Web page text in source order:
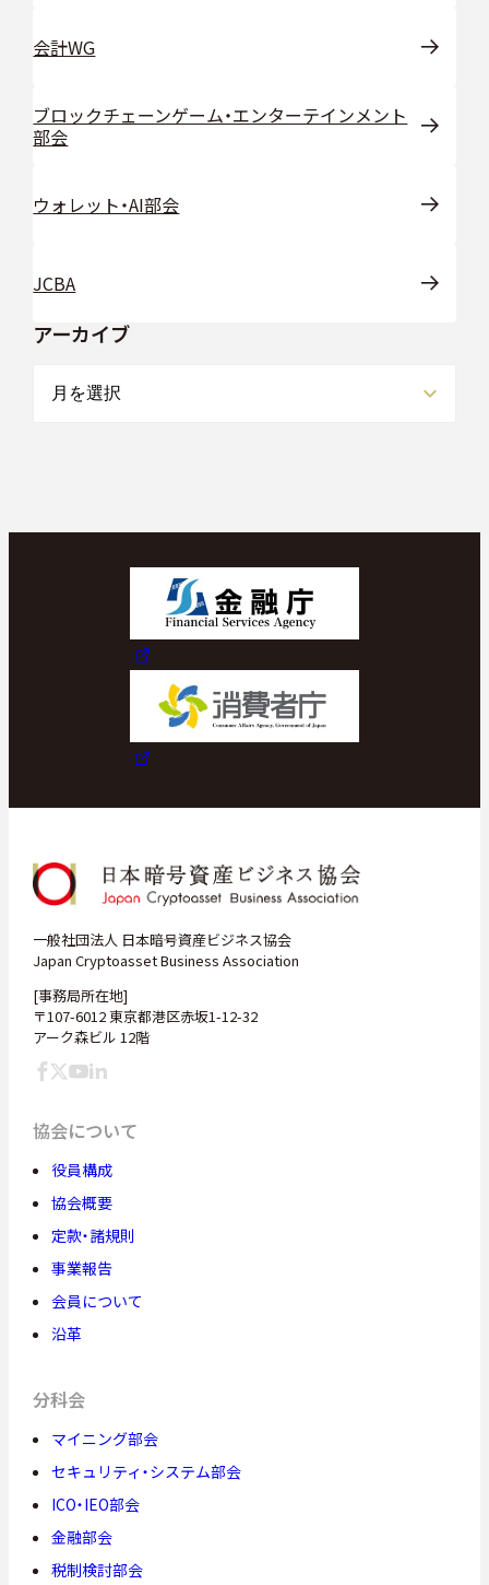
会計WG
ブロックチェーンゲーム・エンターテインメント
部会
ウォレット・AI部会
JCBA
アーカイブ
一般社団法人 日本暗号資産ビジネス協会
Japan Cryptoasset Business Association
[事務局所在地]
〒107-6012 東京都港区赤坂1-12-32
アーク森ビル 12階
協会について
役員構成
協会概要
定款・諸規則
事業報告
会員について
沿革
分科会
マイニング部会
セキュリティ・システム部会
ICO・IEO部会
金融部会
税制検討部会